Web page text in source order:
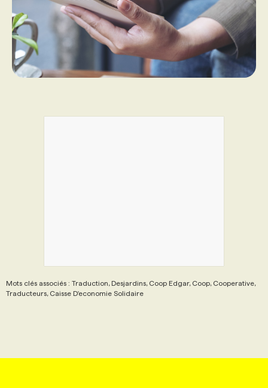
Mots clés associés : Traduction, Desjardins, Coop Edgar, Coop, Cooperative,
Traducteurs, Caisse D'economie Solidaire